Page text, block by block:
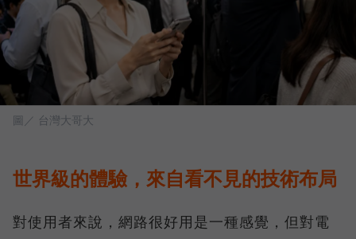
圖／ 台灣大哥大
世界級的體驗，來自看不見的技術布局
對使用者來說，網路很好用是一種感覺，但對電